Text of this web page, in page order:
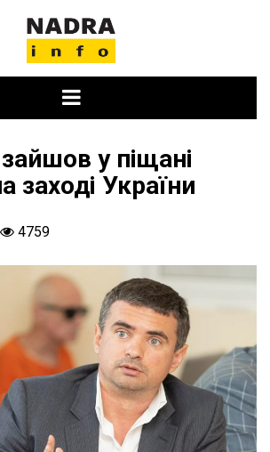
зайшов у піщані
заході України
4759